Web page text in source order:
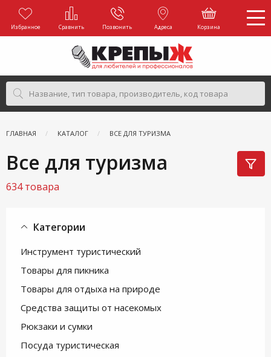
Избранное Сравнить Позвонить Адреса Корзина
ГЛАВНАЯ КАТАЛОГ ВСЕ ДЛЯ ТУРИЗМА
Все для туризма
634 товара
Категории
Инструмент туристический
Товары для пикника
Товары для отдыха на природе
Средства защиты от насекомых
Рюкзаки и сумки
Посуда туристическая